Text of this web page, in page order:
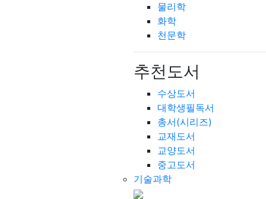
물리학
화학
천문학
추천도서
수상도서
대학생필독서
총서(시리즈)
교재도서
교양도서
중고도서
기술과학